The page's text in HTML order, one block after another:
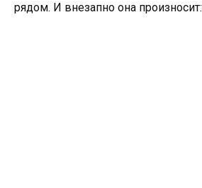
рядом. И внезапно она произносит: